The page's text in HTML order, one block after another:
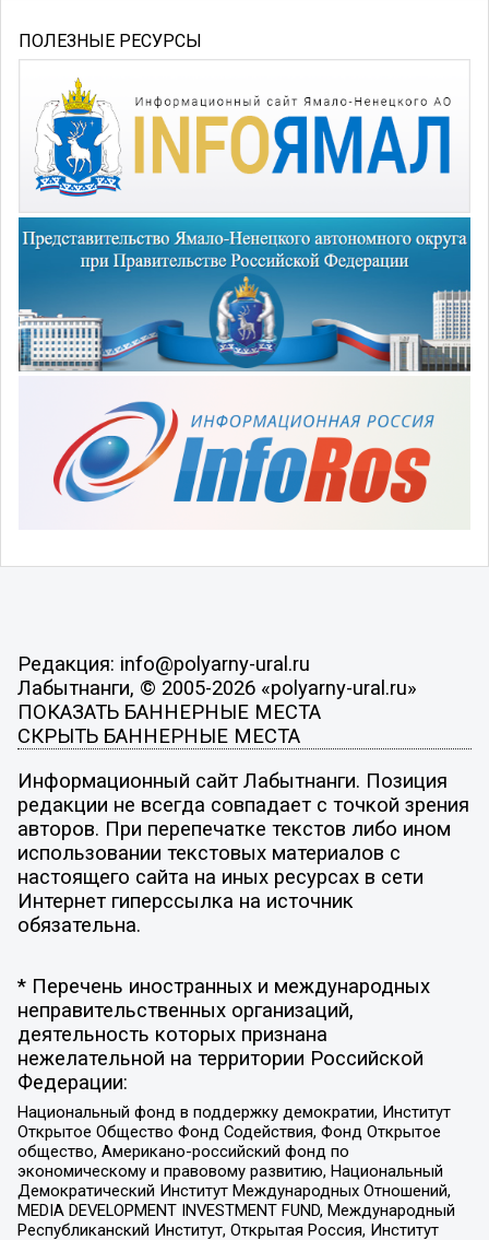
ПОЛЕЗНЫЕ РЕСУРСЫ
Редакция: info@polyarny-ural.ru
Лабытнанги, © 2005-2026 «polyarny-ural.ru»
ПОКАЗАТЬ БАННЕРНЫЕ МЕСТА
СКРЫТЬ БАННЕРНЫЕ МЕСТА
Информационный сайт Лабытнанги. Позиция
редакции не всегда совпадает с точкой зрения
авторов. При перепечатке текстов либо ином
использовании текстовых материалов с
настоящего сайта на иных ресурсах в сети
Интернет гиперссылка на источник
обязательна.
* Перечень иностранных и международных
неправительственных организаций,
деятельность которых признана
нежелательной на территории Российской
Федерации:
Национальный фонд в поддержку демократии, Институт
Открытое Общество Фонд Содействия, Фонд Открытое
общество, Американо-российский фонд по
экономическому и правовому развитию, Национальный
Демократический Институт Международных Отношений,
MEDIA DEVELOPMENT INVESTMENT FUND, Международный
Республиканский Институт, Открытая Россия, Институт